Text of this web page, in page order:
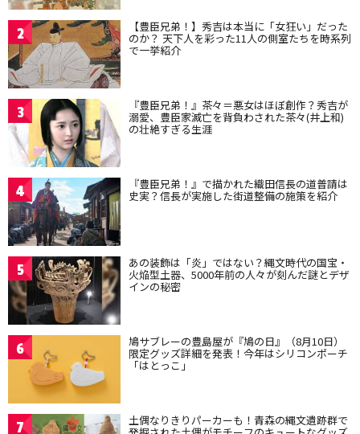
2 【豊臣兄弟！】秀吉は本当に「女狂い」だった
のか？ 天下人を彩った11人の側室たちを時系列
で一挙紹介
3 『豊臣兄弟！』茶々＝悪女はほぼ創作？秀吉が
溺愛、豊臣家滅亡を背負わされた茶々(井上和)
の壮絶すぎる生涯
4 『豊臣兄弟！』で描かれた織田信長の道普請は
史実？信長が実施した街道整備の施策を紹介
5 あの装飾は「炎」ではない？縄文時代の国宝・
火焔型土器、5000年前の人々が刻んだ謎とデザ
インの秘密
6 鳩サブレーの豊島屋が『鳩の日』（8月10日）
限定グッズ詳細を発表！今年はシリコンポーチ
「はとっこ」
7 土偶なりきりパーカーも！青森の縄文遺跡群で